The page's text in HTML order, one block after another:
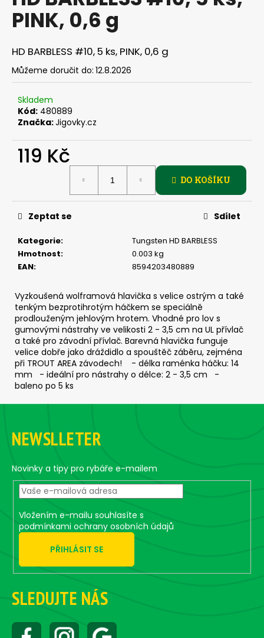
0,0
hvězdiček.
PINK, 0,6 g
HD BARBLESS #10, 5 ks, PINK, 0,6 g
Můžeme doručit do: 12.8.2026
Skladem
Kód: 480889
Značka:Jigovky.cz
119 Kč
DO KOŠÍKU
Kategorie:
Tungsten HD BARBLESS
Hmotnost:
0.003 kg
EAN: 8594203480889
Zeptat se Sdílet
Vyzkoušená wolframová hlavička s velice ostrým a také
tenkým bezprotihrotým háčkem se speciálně
prodlouženým jehlovým hrotem. Vhodné pro lov s
gumovými nástrahy ve velikosti 2 - 3,5 cm na UL přívlač
a také pro závodní přívlač. Barevná hlavička funguje
velice dobře jako dráždidlo a spouštěč záběru, zejména
při TROUT AREA závodech! - délka raménka háčku: 14
mm - ideální pro nástrahy o délce: 2 - 3,5 cm -
baleno po 5 ks
a
j
í
t
?
o
p
u
č
j
e
m
e
SICKLE
DRÁTEK
#4/0
5
G
Kč
Z
NEWSLLETER
Novinky a tipy pro rybáře e-mailem
Vložením e-mailu souhlasíte s
podmínkami ochrany osobních údajů
PŘIHLÁSIT SE
SLEDUJTE NÁS